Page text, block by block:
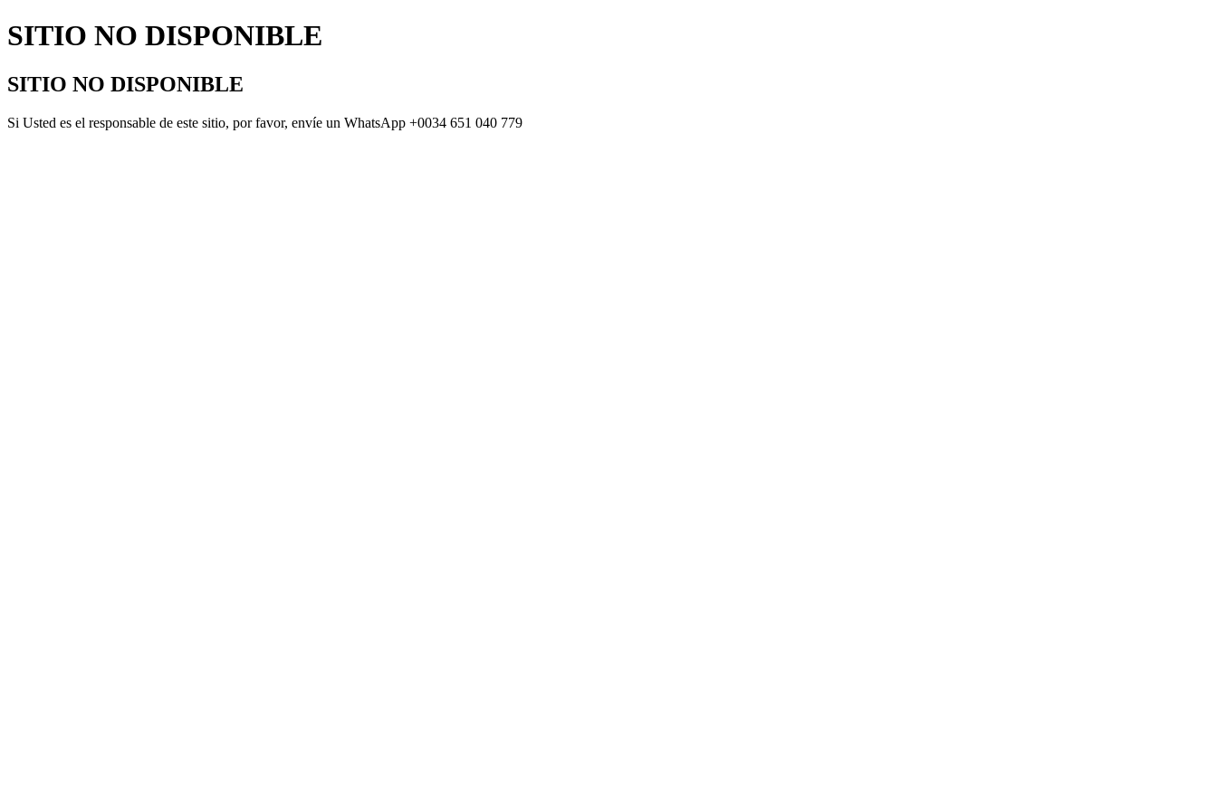
SITIO NO DISPONIBLE
SITIO NO DISPONIBLE
Si Usted es el responsable de este sitio, por favor, envíe un WhatsApp +0034 651 040 779